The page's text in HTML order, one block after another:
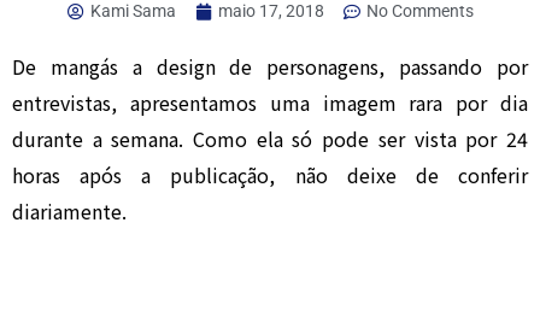
Kami Sama maio 17, 2018 No Comments
De mangás a design de personagens, passando por
entrevistas, apresentamos uma imagem rara por dia
durante a semana. Como ela só pode ser vista por 24
horas após a publicação, não deixe de conferir
diariamente.